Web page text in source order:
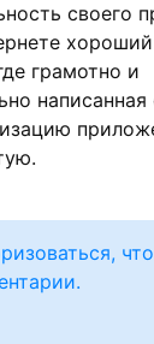
своего
грамотно и
написанная